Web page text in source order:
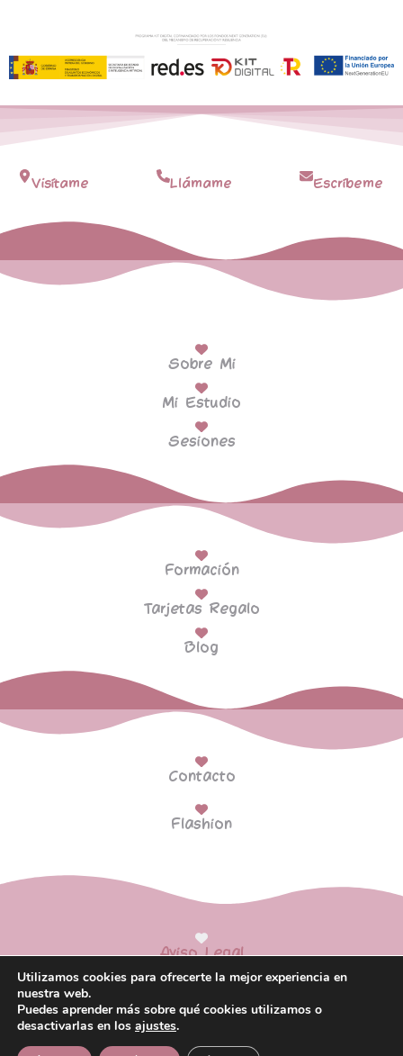
Visítame Llámame Escríbeme
Sobre Mi
Mi Estudio
Sesiones
Formación
Tarjetas Regalo
Blog
Contacto
Flashion
Aviso Legal
Política de Privacidad
Política de Cookies
Utilizamos cookies para ofrecerte la mejor experiencia en
nuestra web.
Puedes aprender más sobre qué cookies utilizamos o
desactivarlas en los ajustes.